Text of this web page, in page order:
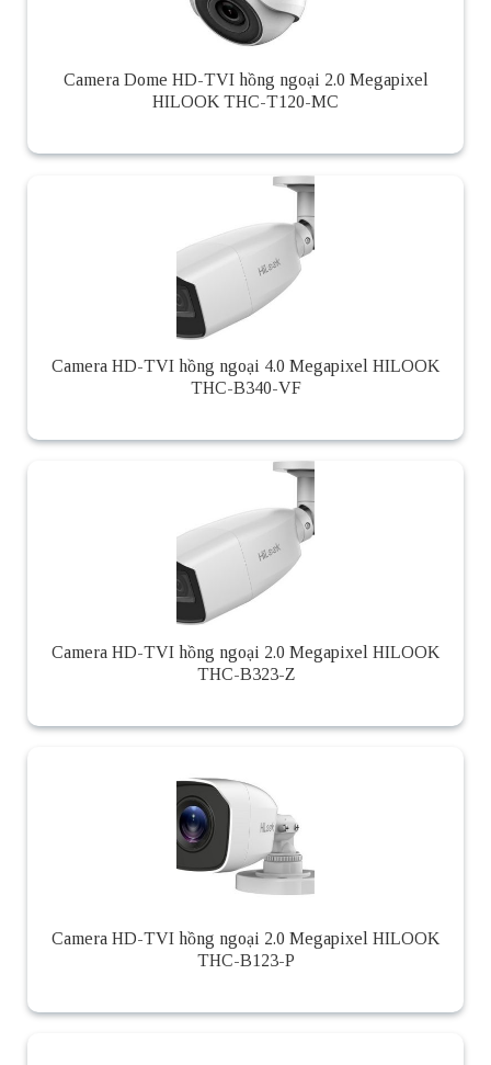
Camera Dome HD-TVI hồng ngoại 2.0 Megapixel
HILOOK THC-T120-MC
Camera HD-TVI hồng ngoại 4.0 Megapixel HILOOK
THC-B340-VF
Camera HD-TVI hồng ngoại 2.0 Megapixel HILOOK
THC-B323-Z
Camera HD-TVI hồng ngoại 2.0 Megapixel HILOOK
THC-B123-P